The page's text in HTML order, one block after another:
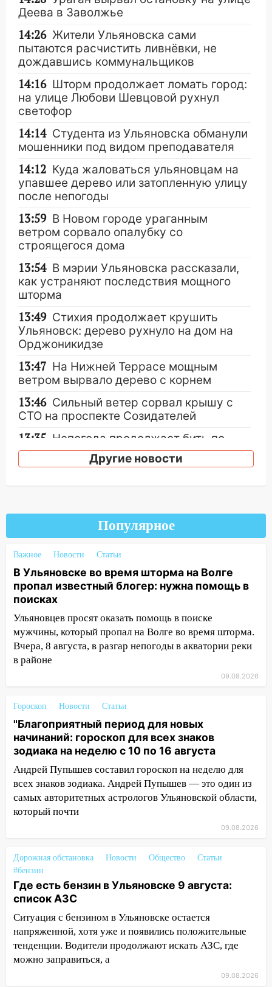
Деева в Заволжье
14:26 Жители Ульяновска сами
пытаются расчистить ливнёвки, не
дождавшись коммунальщиков
14:16 Шторм продолжает ломать город:
на улице Любови Шевцовой рухнул
светофор
14:14 Студента из Ульяновска обманули
мошенники под видом преподавателя
14:12 Куда жаловаться ульяновцам на
упавшее дерево или затопленную улицу
после непогоды
13:59 В Новом городе ураганным
ветром сорвало опалубку со
строящегося дома
13:54 В мэрии Ульяновска рассказали,
как устраняют последствия мощного
шторма
13:49 Стихия продолжает крушить
Ульяновск: дерево рухнуло на дом на
Орджоникидзе
13:47 На Нижней Террасе мощным
ветром вырвало дерево с корнем
13:46 Сильный ветер сорвал крышу с
СТО на проспекте Созидателей
13:35 Непогода продолжает бить по
транспорту: в Ульяновске трамвай
сошёл с рельсов
Непогода в Ульяновске не
закончится сегодня: сильные ливни
сохранятся 9 августа
13:15 Трижды «брал в долг» без спроса:
житель Вешкаймского района похитил у
знакомого 191 тысячу рублей
13:14 Ураган оторвал светофор на
проспекте Филатова в Ульяновске
13:12
Новгородской в Ульяновске и рухнуло
13:10
В Заволжском районе дерево
упало во дворе
13:08 Ураган ударил по Ульяновску:
сорванные крыши, поваленные деревья,
затопленные улицы и остановившиеся
трамваи
12:17
Ульяновск накрыл крупный град:
после ливня город снова уходит под
12:12 Прокуратура взяла на контроль
ДТП с шестилетним ребёнком на улице
Федерации
12:01
Пьяная женщина сбила
шестилетнего ребёнка на улице
Федерации: возбуждено уголовное дело
11:16
В Ульяновске ищут 37-летнего
мужчину, пропавшего ещё 19 июля
Другие новости
Популярное
Важное Новости Статьи
В Ульяновске во время шторма на Волге
пропал известный блогер: нужна помощь в
поисках
Ульяновцев просят оказать помощь в поиске
мужчины, который пропал на Волге во время шторма.
Вчера, 8 августа, в разгар непогоды в акватории реки
в районе
09.08.2026
Гороскоп Новости Статьи
"Благоприятный период для новых
начинаний: гороскоп для всех знаков
зодиака на неделю с 10 по 16 августа
Андрей Пупышев составил гороскоп на неделю для
всех знаков зодиака. Андрей Пупышев — это один из
самых авторитетных астрологов Ульяновской области,
который почти
09.08.2026
Дорожная обстановка Новости Общество
Статьи
#бензин
Где есть бензин в Ульяновске 9 августа:
список АЗС
Ситуация с бензином в Ульяновске остается
напряженной, хотя уже и появились положительные
тенденции. Водители продолжают искать АЗС, где
можно заправиться, а
09.08.2026